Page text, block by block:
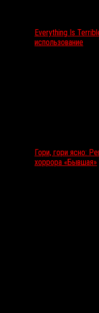
Everything Is
использование
Гори, гори ясно:
хоррора «Бывшая»